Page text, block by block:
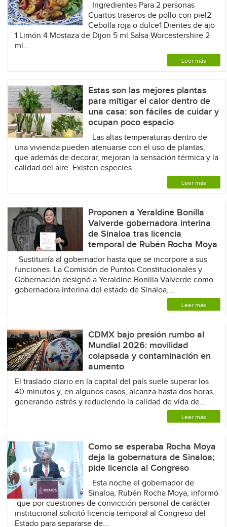
Ingredientes Para 2 personas
Cuartos traseros de pollo con piel2
Cebolla roja o dulce1 Dientes de ajo
1 Limón 4 Mostaza de Dijon 5 ml Salsa Worcestershire 2
ml...
Leer más
Estas son las mejores plantas
para mitigar el calor dentro de
una casa: son fáciles de cuidar y
ocupan poco espacio
Las altas temperaturas dentro de
una vivienda pueden atenuarse con el uso de plantas,
que además de decorar, mejoran la sensación térmica y la
calidad del aire. Existen especies...
Leer más
Proponen a Yeraldine Bonilla
Valverde gobernadora interina
de Sinaloa tras licencia
temporal de Rubén Rocha Moya
Sustituiría al gobernador hasta que se incorpore a sus
funciones. La Comisión de Puntos Constitucionales y
Gobernación designó a Yeraldine Bonilla Valverde como
gobernadora interina del estado de Sinaloa,...
Leer más
CDMX bajo presión rumbo al
Mundial 2026: movilidad
colapsada y contaminación en
aumento
El traslado diario en la capital del país suele superar los
40 minutos y, en algunos casos, alcanza hasta dos horas,
generando estrés y reduciendo la calidad de vida de...
Leer más
Como se esperaba Rocha Moya
deja la gobernatura de Sinaloa;
pide licencia al Congreso
Esta noche el gobernador de
Sinaloa, Rubén Rocha Moya, informó
que por cuestiones de convicción personal de carácter
institucional solicitó licencia temporal al Congreso del
Estado para separarse de...